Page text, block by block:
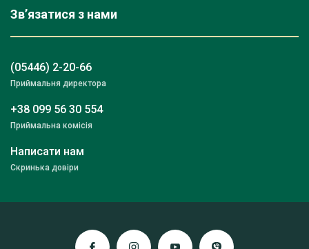
Зв’язатися з нами
(05446) 2-20-66
Приймальня директора
+38 099 56 30 554
Приймальна комісія
Написати нам
Скринька довіри